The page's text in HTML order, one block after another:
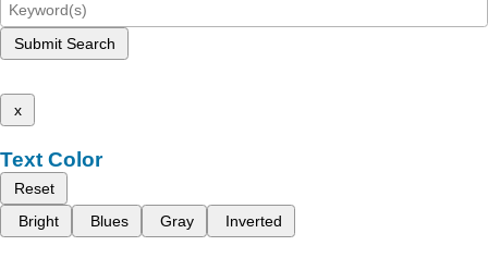
Submit Search
x
Text Color
Reset
Bright
Blues Gray Inverted